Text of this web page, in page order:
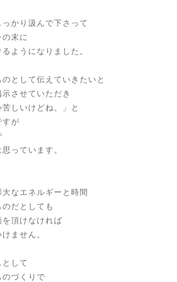
かり汲んで下さって
末に
ようになりました。
として伝えていきたいと
させていただき
しいけどね。」と
すが
っています。
なエネルギーと時間
だとしても
頂けなければ
ません。
して
づくりで